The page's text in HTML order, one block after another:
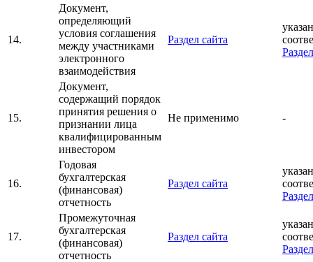
14.
Документ,
определяющий
условия соглашения
между участниками
электронного
взаимодействия
Раздел сайта
15.
Документ,
содержащий порядок
принятия решения о
признании лица
квалифицированным
инвестором
Не применимо -
16.
Годовая
бухгалтерская
(финансовая)
отчетность
Раздел сайта
17.
Промежуточная
бухгалтерская
(финансовая)
отчетность
Раздел сайта